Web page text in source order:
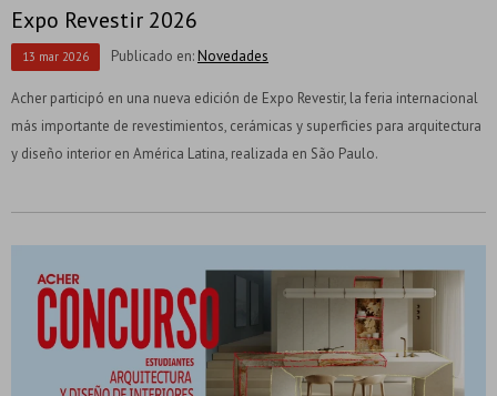
Expo Revestir 2026
13 mar 2026 Publicado en: Novedades
Acher participó en una nueva edición de Expo Revestir, la feria internacional
más importante de revestimientos, cerámicas y superficies para arquitectura
y diseño interior en América Latina, realizada en São Paulo.